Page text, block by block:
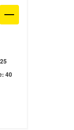
25
40